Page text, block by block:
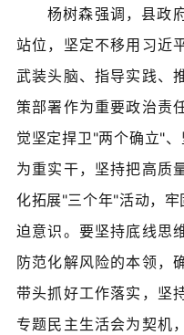
杨树森强调，县政
站位，坚定不移用习近
武装头脑、指导实践、
策部署作为重要政治责
觉坚定捍卫"两个确立"
为重实干，坚持把高质
化拓展"三个年"活动，
迫意识。要坚持底线思
防范化解风险的本领，
带头抓好工作落实，坚
专题民主生活会为契机